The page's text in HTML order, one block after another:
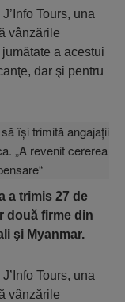
Tours, una
vânzările
a acestui
dar şi pentru
a trimis 27 de
două firme din
şi Myanmar.
Tours, una
vânzările